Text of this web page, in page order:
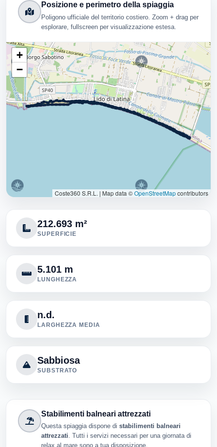
Posizione e perimetro della spiaggia
Poligono ufficiale del territorio costiero. Zoom + drag per
esplorare, fullscreen per visualizzazione estesa.
+
−
Coste360 S.R.L. | Map data ©OpenStreetMapcontributors
212.693 m²
SUPERFICIE
5.101 m
LUNGHEZZA
n.d.
LARGHEZZA MEDIA
Sabbiosa
SUBSTRATO
Stabilimenti balneari attrezzati
Questa spiaggia dispone di stabilimenti balneari
attrezzati. Tutti i servizi necessari per una giornata di
relax al mare sono a tua disposizione.